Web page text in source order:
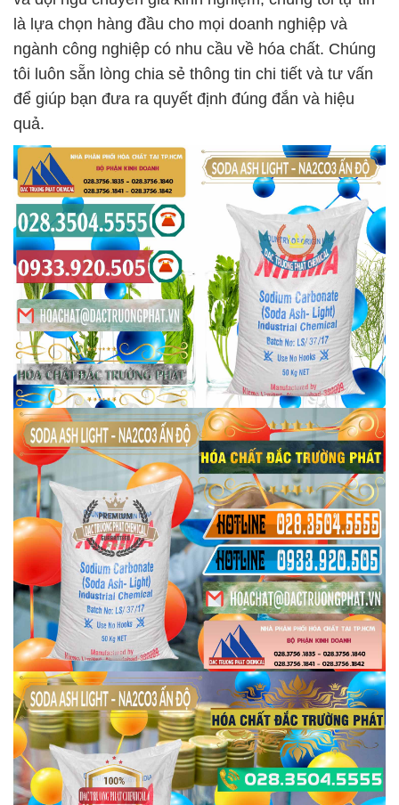
là lựa chọn hàng đầu cho mọi doanh nghiệp và
ngành công nghiệp có nhu cầu về hóa chất. Chúng
tôi luôn sẵn lòng chia sẻ thông tin chi tiết và tư vấn
để giúp bạn đưa ra quyết định đúng đắn và hiệu
quả.